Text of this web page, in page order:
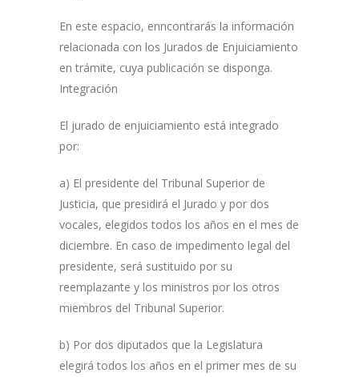
En este espacio, enncontrarás la información
relacionada con los Jurados de Enjuiciamiento
en trámite, cuya publicación se disponga.
Integración
El jurado de enjuiciamiento está integrado
por:
a) El presidente del Tribunal Superior de
Justicia, que presidirá el Jurado y por dos
vocales, elegidos todos los años en el mes de
diciembre. En caso de impedimento legal del
presidente, será sustituido por su
reemplazante y los ministros por los otros
miembros del Tribunal Superior.
b) Por dos diputados que la Legislatura
elegirá todos los años en el primer mes de su